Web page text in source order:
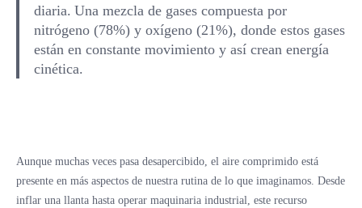
diaria. Una mezcla de gases compuesta por
nitrógeno (78%) y oxígeno (21%), donde estos gases
están en constante movimiento y así crean energía
cinética.
Aunque muchas veces pasa desapercibido, el aire comprimido está
presente en más aspectos de nuestra rutina de lo que imaginamos. Desde
inflar una llanta hasta operar maquinaria industrial, este recurso